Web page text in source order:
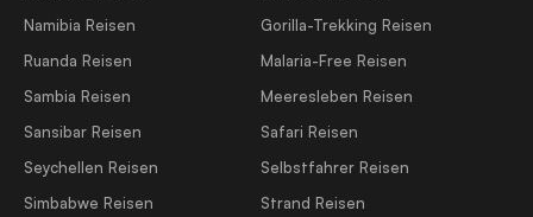
Namibia Reisen
Ruanda Reisen
Sambia Reisen
Sansibar Reisen
Seychellen Reisen
Simbabwe Reisen
Gorilla-Trekking Reisen
Malaria-Free Reisen
Meeresleben Reisen
Safari Reisen
Selbstfahrer Reisen
Strand Reisen